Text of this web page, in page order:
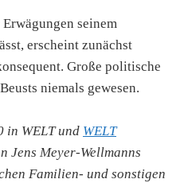
seinem
erscheint zunächst
Große politische
niemals gewesen.
in WELT und WELT
Jens Meyer-Wellmanns
Familien- und sonstigen